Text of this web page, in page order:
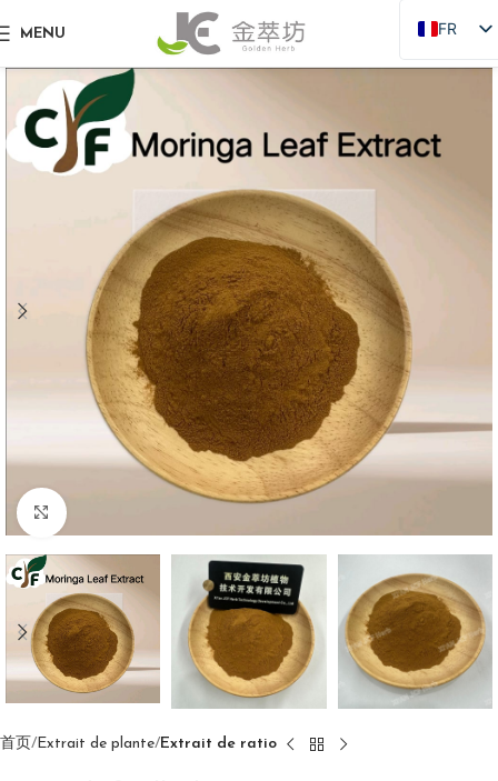
MENU
FR
EN
JA
点击放大
首页 Extrait de plante Extrait de ratio